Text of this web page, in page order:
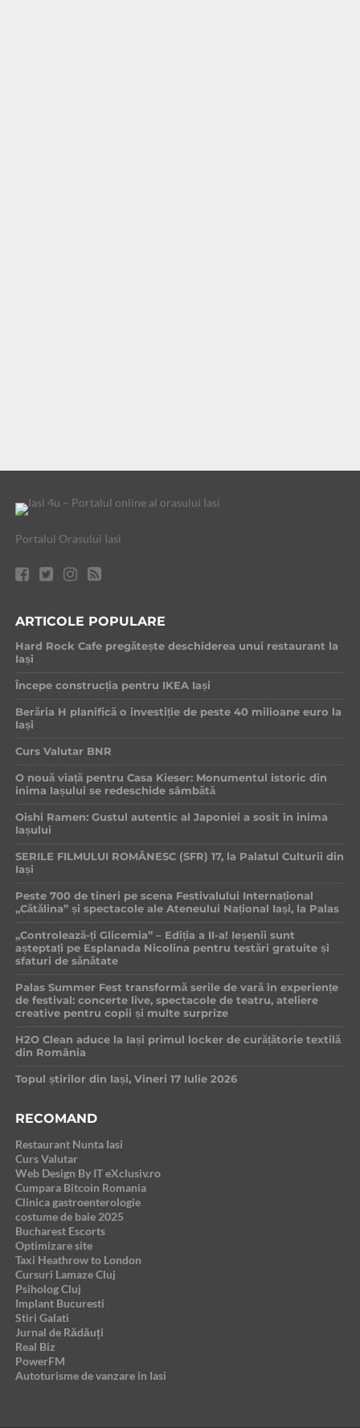
Portalul Orasului Iasi
ARTICOLE POPULARE
Hard Rock Cafe pregătește deschiderea unui restaurant la
Iași
Începe construcția pentru IKEA Iași
Berăria H planifică o investiție de peste 40 milioane euro la
Iași
Curs Valutar BNR
O nouă viață pentru Casa Kieser: Monumentul istoric din
inima Iașului se redeschide sâmbătă
Oishi Ramen: Gustul autentic al Japoniei a sosit în inima
Iașului
SERILE FILMULUI ROMÂNESC (SFR) 17, la Palatul Culturii din
Iași
Peste 700 de tineri pe scena Festivalului Internațional
„Cătălina” și spectacole ale Ateneului Național Iași, la Palas
„Controlează-ți Glicemia” – Ediția a II-a! Ieșenii sunt
așteptați pe Esplanada Nicolina pentru testări gratuite și
sfaturi de sănătate
Palas Summer Fest transformă serile de vară în experiențe
de festival: concerte live, spectacole de teatru, ateliere
creative pentru copii și multe surprize
H2O Clean aduce la Iași primul locker de curățătorie textilă
din România
Topul știrilor din Iași, Vineri 17 Iulie 2026
RECOMAND
Restaurant Nunta Iasi
Curs Valutar
Web Design By IT eXclusiv.ro
Cumpara Bitcoin Romania
Clinica gastroenterologie
costume de baie 2025
Bucharest Escorts
Optimizare site
Taxi Heathrow to London
Cursuri Lamaze Cluj
Psiholog Cluj
Implant Bucuresti
Stiri Galati
Jurnal de Rădăuți
Real Biz
PowerFM
Autoturisme de vanzare in Iasi